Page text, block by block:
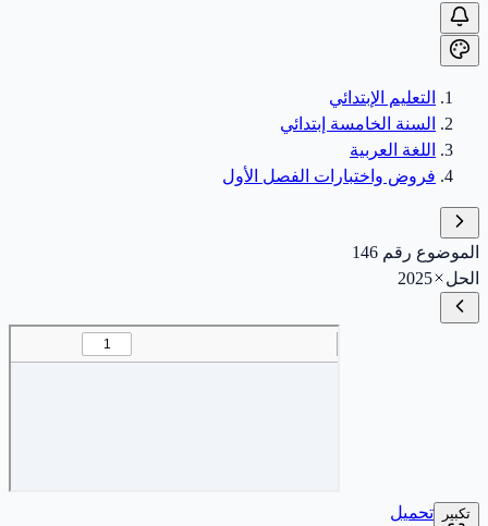
التعليم الإبتدائي
السنة الخامسة إبتدائي
اللغة العربية
فروض واختبارات الفصل الأول
الموضوع رقم 146
الحل
2025
تكبير تحميل